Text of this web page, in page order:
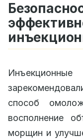
способ
восполнение
морщин и